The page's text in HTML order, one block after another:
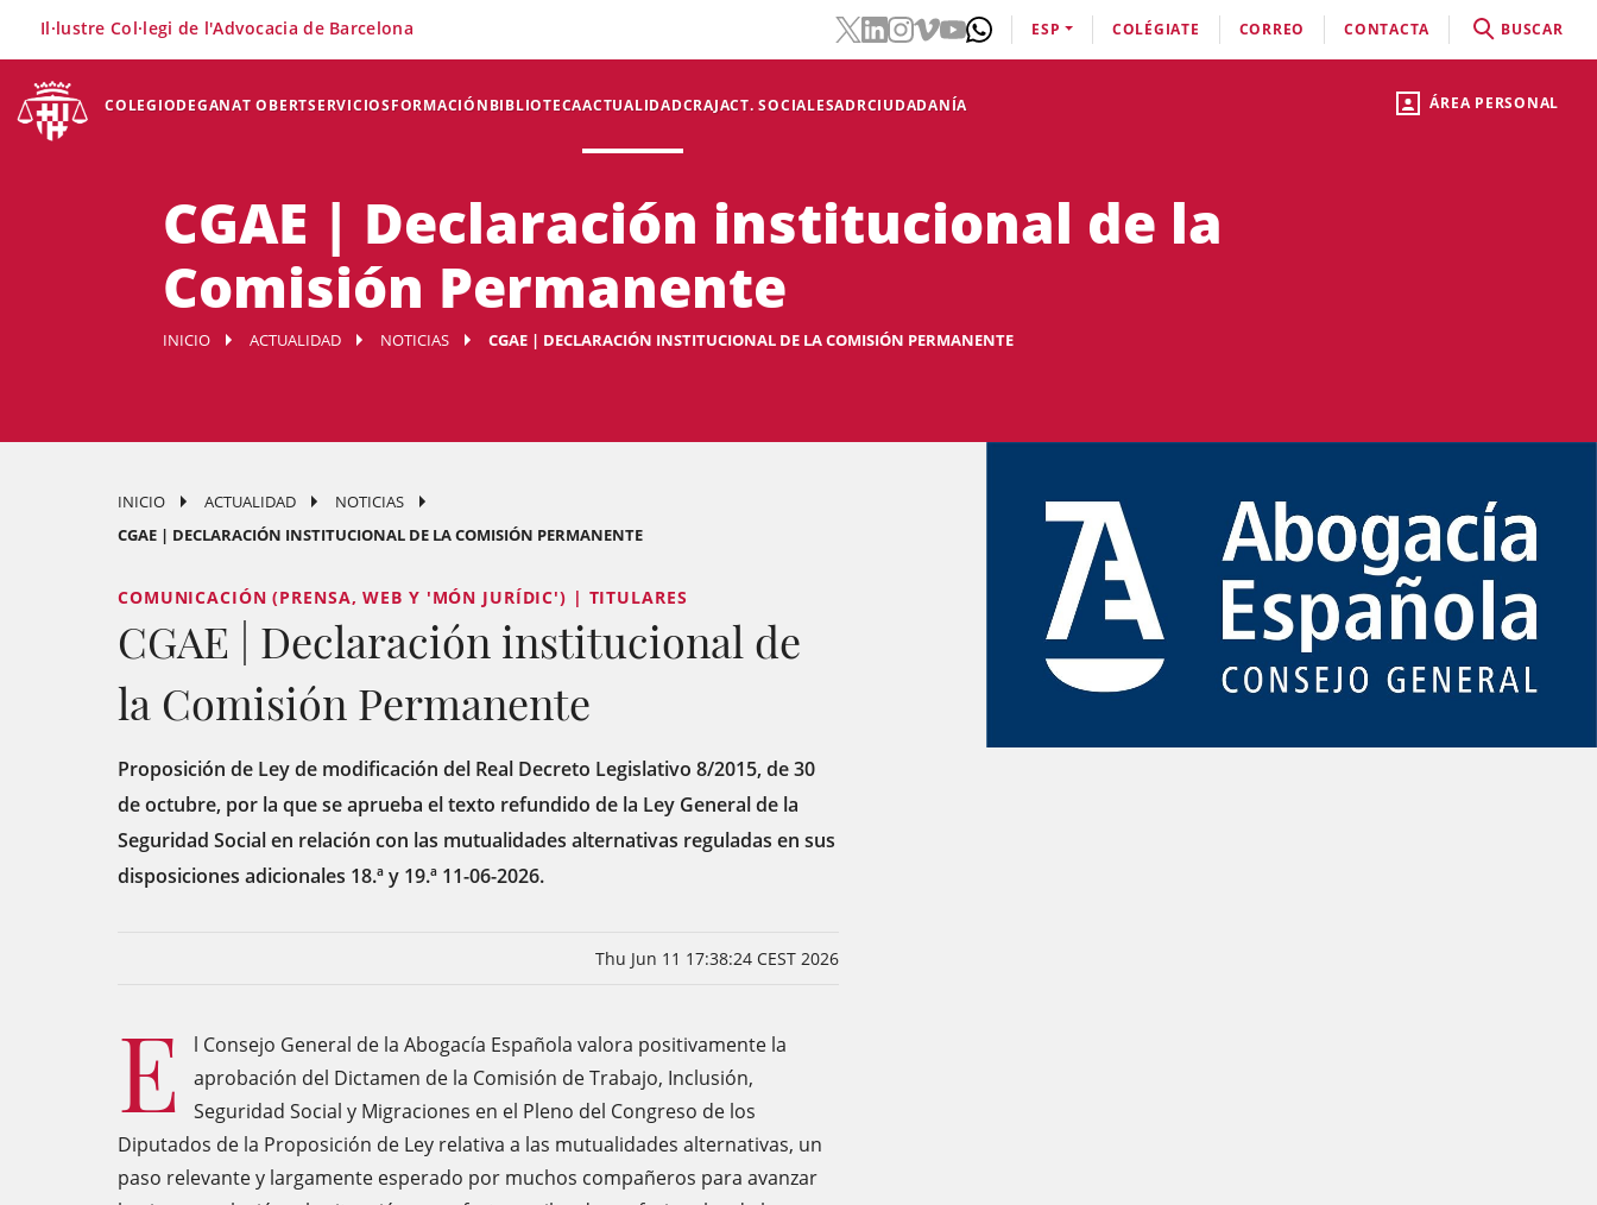
ÁREA PERSONAL
COLEGIODEGANAT OBERTSERVICIOSFORMACIÓNBIBLIOTECAACTUALIDADCRAJACT. SOCIALESADRCIUDADANÍA
Il·lustre Col·legi de l'Advocacia de Barcelona ESP COLÉGIATE CORREO CONTACTA BUSCAR
CGAE | Declaración institucional de la
Comisión Permanente
INICIO ACTUALIDAD NOTICIAS CGAE | DECLARACIÓN INSTITUCIONAL DE LA COMISIÓN PERMANENTE
INICIO ACTUALIDAD
NOTICIAS
CGAE | DECLARACIÓN INSTITUCIONAL DE LA COMISIÓN PERMANENTE
COMUNICACIÓN (PRENSA, WEB Y 'MÓN JURÍDIC') | TITULARES
CGAE | Declaración institucional de
la Comisión Permanente
Proposición de Ley de modificación del Real Decreto Legislativo 8/2015, de 30
de octubre, por la que se aprueba el texto refundido de la Ley General de la
Seguridad Social en relación con las mutualidades alternativas reguladas en sus
disposiciones adicionales 18.ª y 19.ª 11-06-2026.
Thu Jun 11 17:38:24 CEST 2026
E
l Consejo General de la Abogacía Española valora positivamente la
aprobación del Dictamen de la Comisión de Trabajo, Inclusión,
Seguridad Social y Migraciones en el Pleno del Congreso de los
Diputados de la Proposición de Ley relativa a las mutualidades alternativas, un
paso relevante y largamente esperado por muchos compañeros para avanzar